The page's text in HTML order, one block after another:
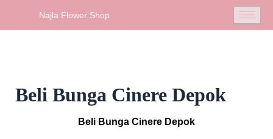
Najla Flower Shop
Beli Bunga Cinere Depok
Beli Bunga Cinere Depok